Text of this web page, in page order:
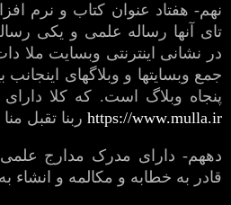
نهم- هفتاد عنوان کتاب و نرم
تای آنها رساله علمی و یکی
در نشانی اینترنتی وبسایت ملا
جمع وبسایتها و وبلاگهای
پنجاه وبلاگ است. که کلا
https://www.mulla.ir ربنا تقبل
دههم- دارای مدرک مدارج علمی
قادر به خطابه و مکالمه و انشاء